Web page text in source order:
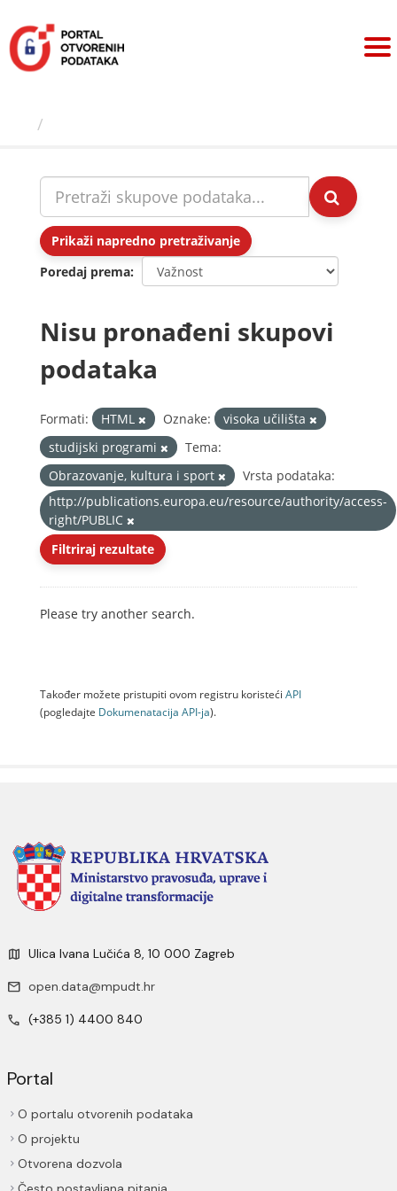
sadržaj
Prikaži napredno pretraživanje
Poredaj prema
Nisu pronađeni skupovi
podataka
Formati: HTML Oznake:
visoka učilišta
studijski programi
Tema:
Obrazovanje, kultura i sport
Vrsta podataka:
http://publications.europa.eu/resource/authority/access-
right/PUBLIC
Filtriraj rezultate
Please try another search.
Također možete pristupiti ovom registru koristeći API
(pogledajte Dokumenаtаcijа API-jа).